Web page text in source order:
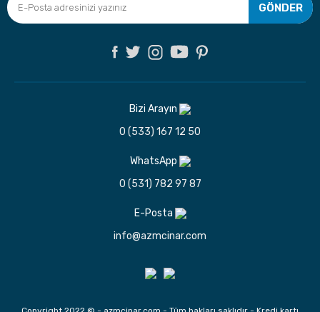
GÖNDER
Bizi Arayın
0 (533) 167 12 50
WhatsApp
0 (531) 782 97 87
E-Posta
info@azmcinar.com